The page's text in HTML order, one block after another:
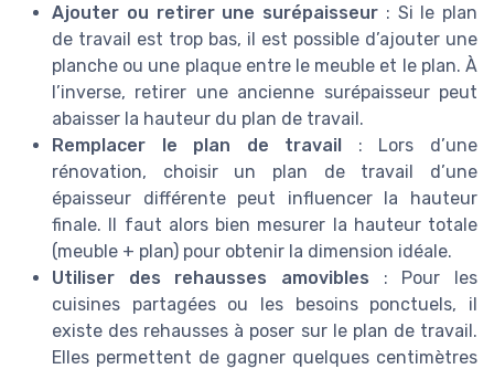
Ajouter ou retirer une surépaisseur : Si le plan
de travail est trop bas, il est possible d’ajouter une
planche ou une plaque entre le meuble et le plan. À
l’inverse, retirer une ancienne surépaisseur peut
abaisser la hauteur du plan de travail.
Remplacer le plan de travail : Lors d’une
rénovation, choisir un plan de travail d’une
épaisseur différente peut influencer la hauteur
finale. Il faut alors bien mesurer la hauteur totale
(meuble + plan) pour obtenir la dimension idéale.
Utiliser des rehausses amovibles : Pour les
cuisines partagées ou les besoins ponctuels, il
existe des rehausses à poser sur le plan de travail.
Elles permettent de gagner quelques centimètres